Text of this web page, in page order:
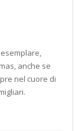
anche se
nel cuore di